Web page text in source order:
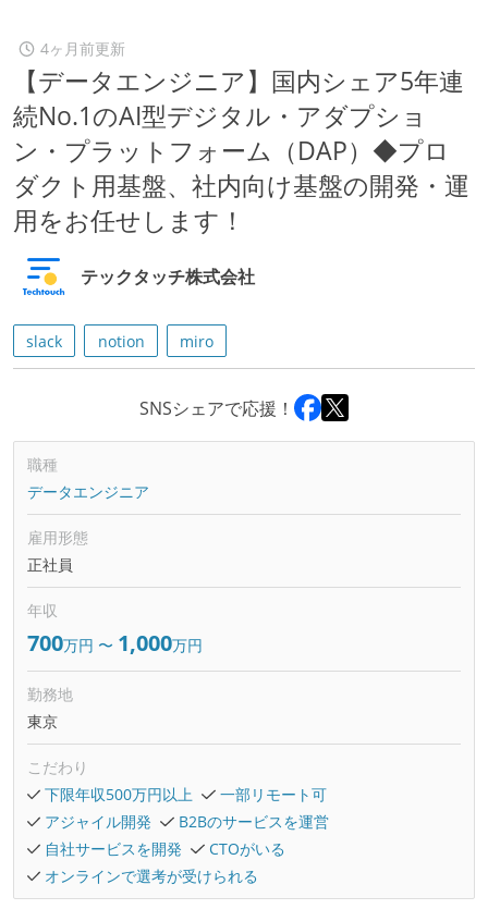
4ヶ月前更新
【データエンジニア】国内シェア5年連
続No.1のAI型デジタル・アダプショ
ン・プラットフォーム（DAP）◆プロ
ダクト用基盤、社内向け基盤の開発・運
用をお任せします！
テックタッチ株式会社
slack notion miro
SNSシェアで応援！
職種
データエンジニア
雇用形態
正社員
年収
700万円 〜 1,000万円
勤務地
東京
こだわり
下限年収500万円以上
一部リモート可
アジャイル開発
B2Bのサービスを運営
自社サービスを開発
CTOがいる
オンラインで選考が受けられる